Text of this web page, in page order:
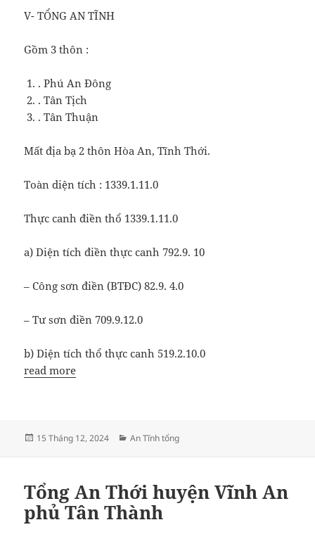
V- TỔNG AN TĨNH
Gồm 3 thôn :
. Phú An Đông
. Tân Tịch
. Tân Thuận
Mất địa bạ 2 thôn Hòa An, Tĩnh Thới.
Toàn diện tích : 1339.1.11.0
Thực canh điền thổ 1339.1.11.0
a) Diện tích điền thực canh 792.9. 10
– Công sơn điền (BTĐC) 82.9. 4.0
– Tư sơn điền 709.9.12.0
b) Diện tích thổ thực canh 519.2.10.0
read more
Đăng
15 Tháng 12, 2024
Danh
An Tĩnh tổng
Tổng An Thới huyện Vĩnh An
phủ Tân Thành